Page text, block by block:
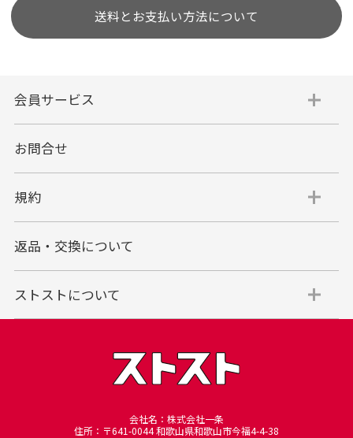
送料とお支払い方法について
会員サービス
お問合せ
規約
返品・交換について
ストストについて
会社名：株式会社一条
住所：〒641-0044 和歌山県和歌山市今福4-4-38